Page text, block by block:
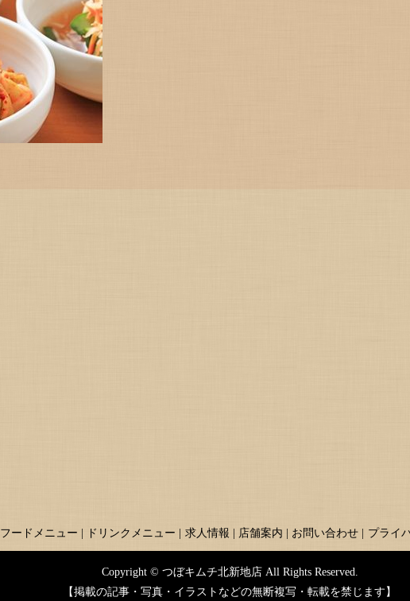
フードメニュー ドリンクメニュー 求人情報 店舗案内 お問い合わせ プライ
Copyright © つぼキムチ北新地店 All Rights Reserved.
【掲載の記事・写真・イラストなどの無断複写・転載を禁じます】